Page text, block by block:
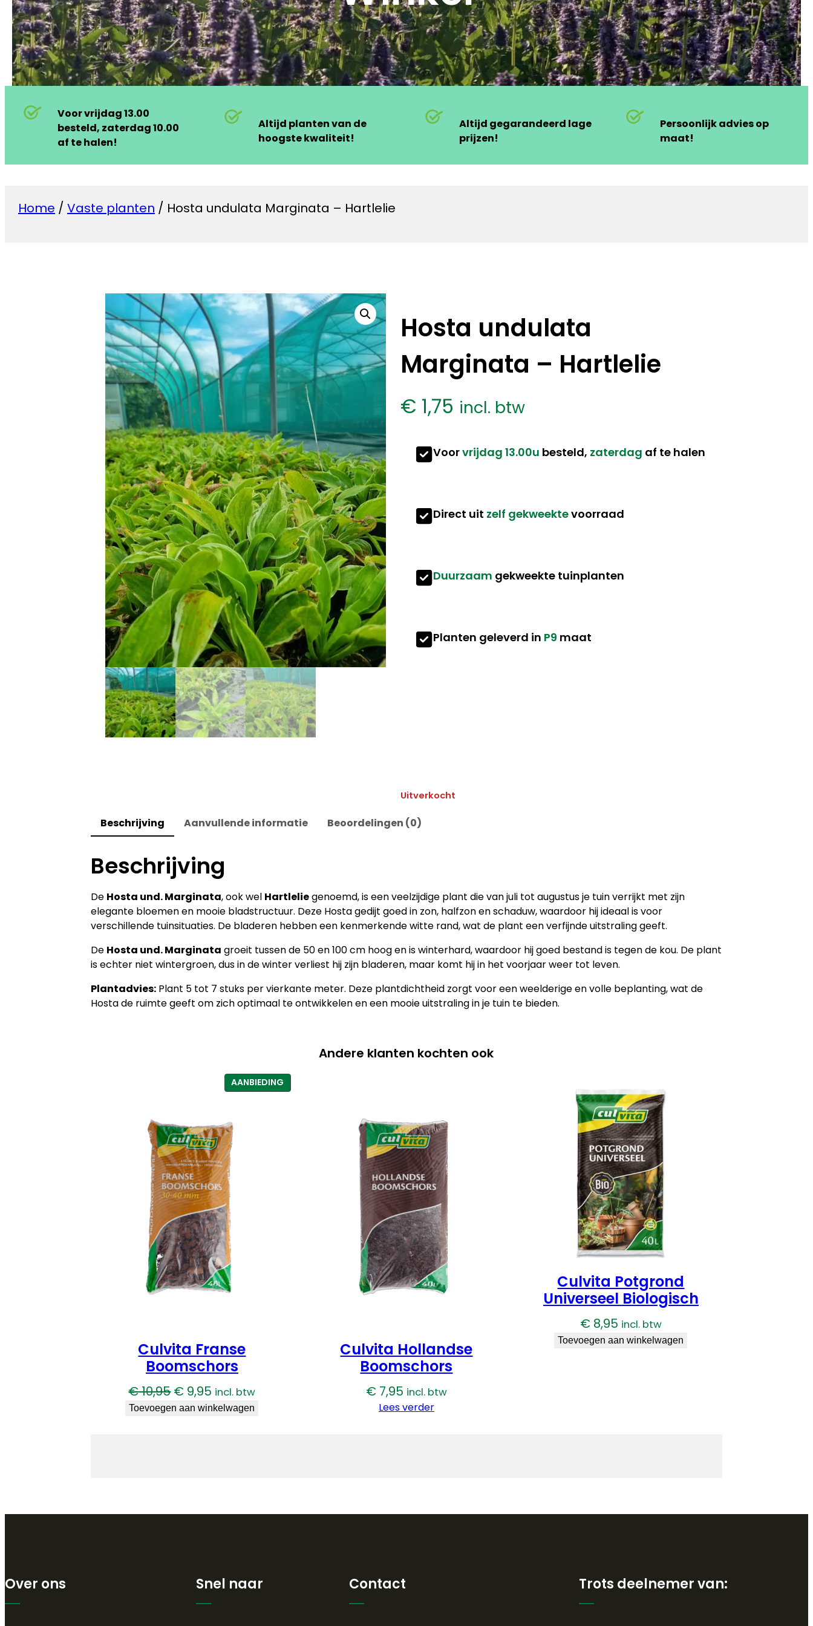
Voor vrijdag 13.00
besteld, zaterdag 10.00
af te halen!
Altijd planten van de
hoogste kwaliteit!
Altijd gegarandeerd lage
prijzen!
Persoonlijk advies op
maat!
Home / Vaste planten / Hosta undulata Marginata – Hartlelie
Hosta undulata
Marginata – Hartlelie
€ 1,75 incl. btw
Voorvrijdag 13.00u besteld, zaterdag af te halen
Direct uit zelf gekweektevoorraad
Duurzaam gekweekte tuinplanten
Planten geleverd in P9 maat
Uitverkocht
Beschrijving Aanvullende informatie Beoordelingen (0)
Beschrijving
De Hosta und. Marginata, ook wel Hartleliegenoemd, is een veelzijdige plant die van juli tot augustus je tuin verrijkt met zijn
elegante bloemen en mooie bladstructuur. Deze Hosta gedijt goed in zon, halfzon en schaduw, waardoor hij ideaal is voor
verschillende tuinsituaties. De bladeren hebben een kenmerkende witte rand, wat de plant een verfijnde uitstraling geeft.
De Hosta und. Marginata groeit tussen de 50 en 100 cm hoog en is winterhard, waardoor hij goed bestand is tegen de kou. De plant
is echter niet wintergroen, dus in de winter verliest hij zijn bladeren, maar komt hij in het voorjaar weer tot leven.
Plantadvies: Plant 5 tot 7 stuks per vierkante meter. Deze plantdichtheid zorgt voor een weelderige en volle beplanting, wat de
Hosta de ruimte geeft om zich optimaal te ontwikkelen en een mooie uitstraling in je tuin te bieden.
Andere klanten kochten ook
AANBIEDING
IN
Culvita Franse
Boomschors
€10,95Oorspronkelijke
prijs
€ 9,95 Huidige
prijs
incl. btw
Toevoegen aan winkelwagen
Culvita Hollandse
Boomschors
€7,95 incl. btw
Lees verder
Culvita Potgrond
Universeel Biologisch
€8,95 incl. btw
Toevoegen aan winkelwagen
Over ons Snel naar Contact Trots deelnemer van: